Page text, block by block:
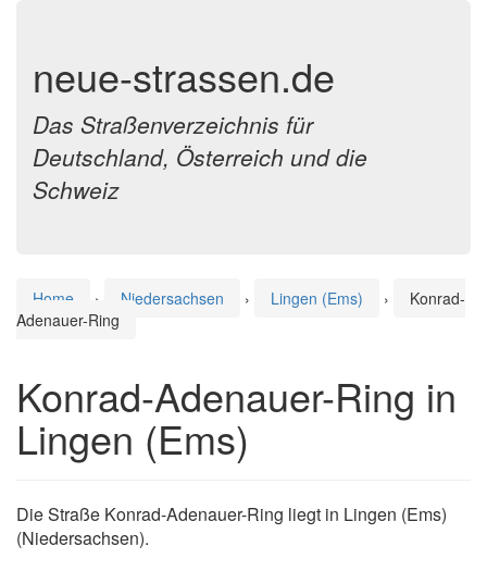
neue-strassen.de
Das Straßenverzeichnis für
Deutschland, Österreich und die
Schweiz
Home › Niedersachsen › Lingen (Ems) ›
Konrad-
Adenauer-Ring
Konrad-Adenauer-Ring in
Lingen (Ems)
Die Straße Konrad-Adenauer-Ring liegt in Lingen (Ems)
(Niedersachsen).